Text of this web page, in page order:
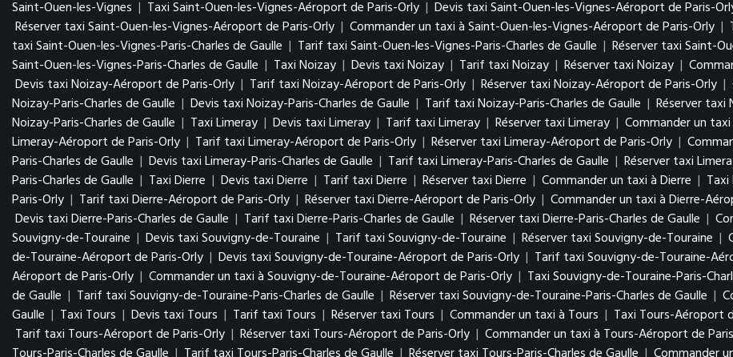
Saint-Ouen-les-Vignes | Taxi Saint-Ouen-les-Vignes-Aéroport de Paris-Orly | Devis taxi Saint-Ouen-les-Vignes-Aéroport de Paris-
Réserver taxi Saint-Ouen-les-Vignes-Aéroport de Paris-Orly | Commander un taxi à Saint-Ouen-les-Vignes-Aéroport de Paris-Orly |
taxi Saint-Ouen-les-Vignes-Paris-Charles de Gaulle | Tarif taxi Saint-Ouen-les-Vignes-Paris-Charles de Gaulle | Réserver taxi Saint-
Saint-Ouen-les-Vignes-Paris-Charles de Gaulle | Taxi Noizay | Devis taxi Noizay | Tarif taxi Noizay | Réserver taxi Noizay |
Devis taxi Noizay-Aéroport de Paris-Orly | Tarif taxi Noizay-Aéroport de Paris-Orly | Réserver taxi Noizay-Aéroport de Paris-Orly |
Noizay-Paris-Charles de Gaulle | Devis taxi Noizay-Paris-Charles de Gaulle | Tarif taxi Noizay-Paris-Charles de Gaulle | Réserver taxi
Noizay-Paris-Charles de Gaulle | Taxi Limeray | Devis taxi Limeray | Tarif taxi Limeray | Réserver taxi Limeray | Commander un
Limeray-Aéroport de Paris-Orly | Tarif taxi Limeray-Aéroport de Paris-Orly | Réserver taxi Limeray-Aéroport de Paris-Orly |
Paris-Charles de Gaulle | Devis taxi Limeray-Paris-Charles de Gaulle | Tarif taxi Limeray-Paris-Charles de Gaulle | Réserver taxi
Paris-Charles de Gaulle | Taxi Dierre | Devis taxi Dierre | Tarif taxi Dierre | Réserver taxi Dierre | Commander un taxi à Dierre |
Paris-Orly | Tarif taxi Dierre-Aéroport de Paris-Orly | Réserver taxi Dierre-Aéroport de Paris-Orly | Commander un taxi à Dierre-
Devis taxi Dierre-Paris-Charles de Gaulle | Tarif taxi Dierre-Paris-Charles de Gaulle | Réserver taxi Dierre-Paris-Charles de Gaulle |
Souvigny-de-Touraine | Devis taxi Souvigny-de-Touraine | Tarif taxi Souvigny-de-Touraine | Réserver taxi Souvigny-de-Touraine |
de-Touraine-Aéroport de Paris-Orly | Devis taxi Souvigny-de-Touraine-Aéroport de Paris-Orly | Tarif taxi Souvigny-de-Touraine-
Aéroport de Paris-Orly | Commander un taxi à Souvigny-de-Touraine-Aéroport de Paris-Orly | Taxi Souvigny-de-Touraine-Paris-
de Gaulle | Tarif taxi Souvigny-de-Touraine-Paris-Charles de Gaulle | Réserver taxi Souvigny-de-Touraine-Paris-Charles de Gaulle |
Gaulle | Taxi Tours | Devis taxi Tours | Tarif taxi Tours | Réserver taxi Tours | Commander un taxi à Tours | Taxi Tours-Aéroport
Tarif taxi Tours-Aéroport de Paris-Orly | Réserver taxi Tours-Aéroport de Paris-Orly | Commander un taxi à Tours-Aéroport de